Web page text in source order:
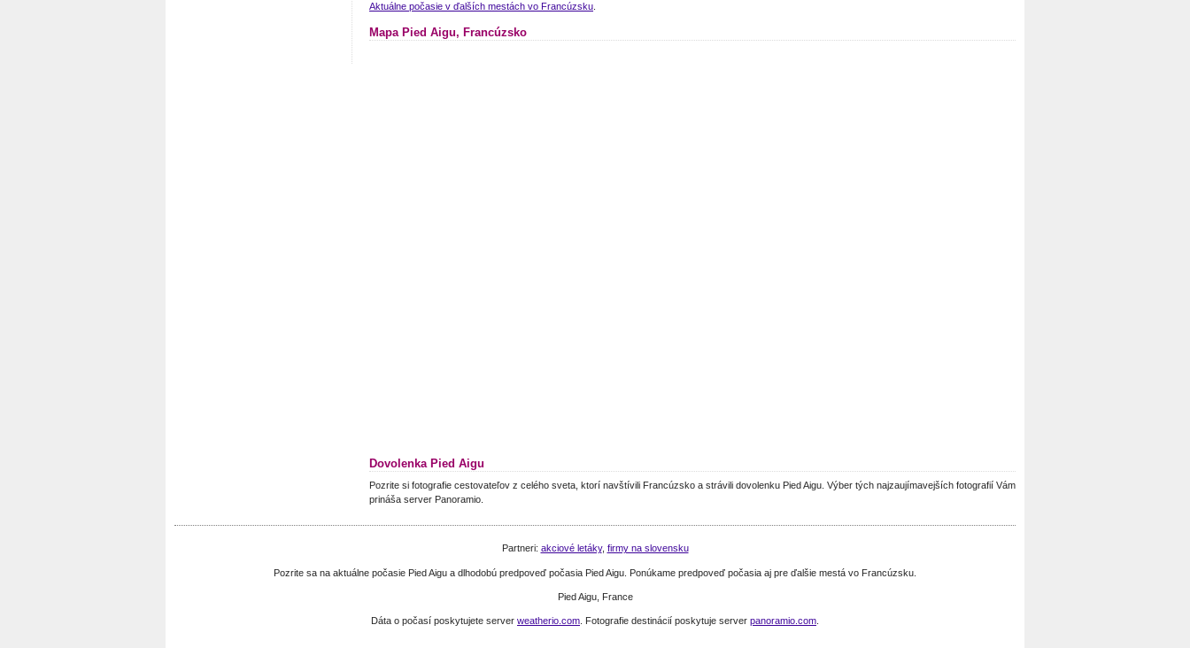
Aktuálne počasie v ďalších mestách vo Francúzsku
Mapa Pied Aigu, Francúzsko
Dovolenka Pied Aigu
Pozrite si fotografie cestovateľov z celého sveta, ktorí navštívili Francúzsko a strávili dovolenku Pied Aigu. Výber tých najzaujímavejších fotografií Vám
prináša server Panoramio.
Partneri: akciové letáky, firmy na slovensku
Pozrite sa na aktuálne počasie Pied Aigu a dlhodobú predpoveď počasia Pied Aigu. Ponúkame predpoveď počasia aj pre ďalšie mestá vo Francúzsku.
Pied Aigu, France
Dáta o počasí poskytujete server weatherio.com . Fotografie destinácií poskytuje server panoramio.com